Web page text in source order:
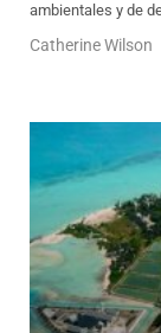
ambientales y de
Catherine Wilson